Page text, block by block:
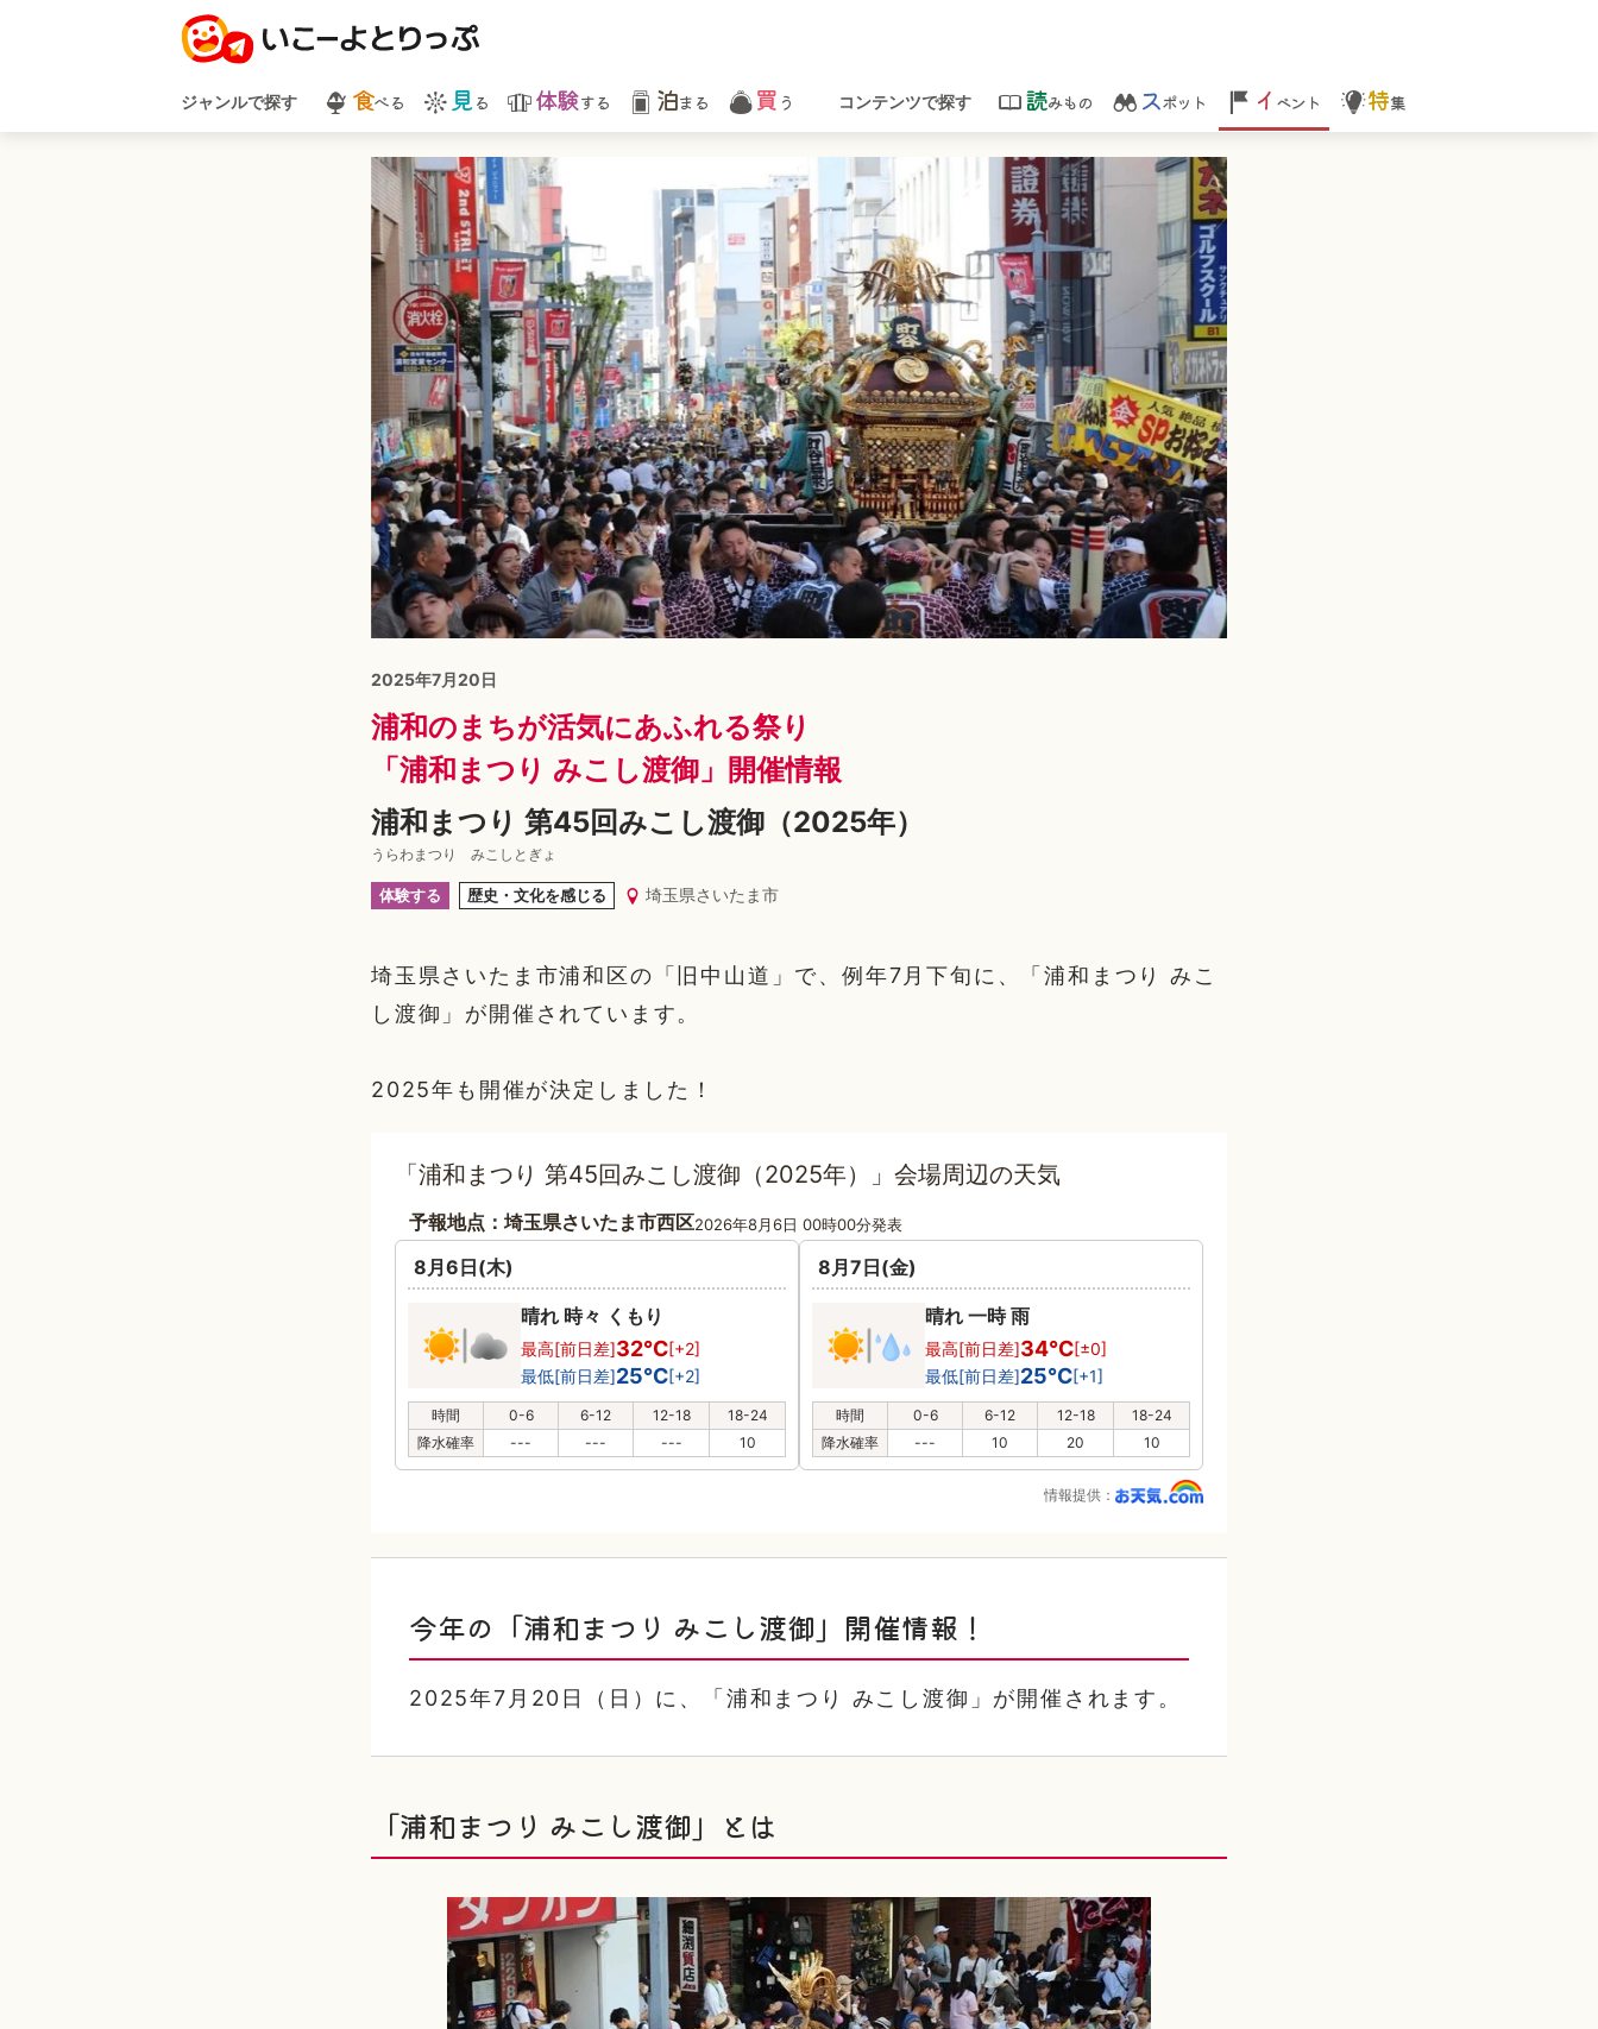
ジャンルで探す 食べる 見 る 体験する 泊まる 買 う コンテンツで探す 読みもの スポット イ ベント 特集
2025年7月20日
浦和のまちが活気にあふれる祭り
「浦和まつり みこし渡御」開催情報
浦和まつり 第45回みこし渡御（2025年）
うらわまつり みこしとぎょ
体験する 歴史・文化を感じる 埼玉県さいたま市
埼玉県さいたま市浦和区の「旧中山道」で、例年7月下旬に、「浦和まつり みこ
し渡御」が開催されています。
2025年も開催が決定しました！
「浦和まつり 第45回みこし渡御（2025年）」会場周辺の天気
予報地点：埼玉県さいたま市西区2026年8月6日 00時00分発表
8月6日(木)
晴れ 時々 くもり
最高[前日差]32℃[+2]
最低[前日差]25℃[+2]
時間 0-6 6-12 12-18
18-24
降水確率
--- --- --- 10
8月7日(金)
晴れ 一時 雨
最高[前日差]34℃[±0]
最低[前日差]25℃[+1]
時間 0-6 6-12 12-18
18-24
降水確率
--- 10 20 10
情報提供：
今年の「浦和まつり みこし渡御」開催情報！
2025年7月20日（日）に、「浦和まつり みこし渡御」が開催されます。
「浦和まつり みこし渡御」とは